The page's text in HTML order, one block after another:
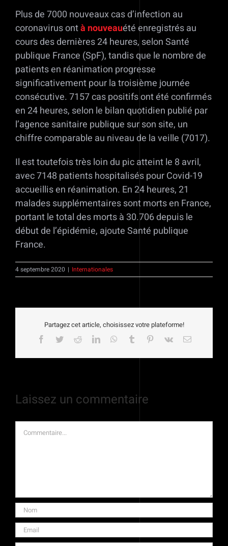
Plus de 7000 nouveaux cas d’infection au
coronavirus ontà nouveauété enregistrés au
cours des dernières 24 heures, selon Santé
publique France (SpF), tandis que le nombre de
patients en réanimation progresse
significativement pour la troisième journée
consécutive. 7157 cas positifs ont été confirmés
en 24 heures, selon le bilan quotidien publié par
l’agence sanitaire publique sur son site, un
chiffre comparable au niveau de la veille (7017).
Il est toutefois très loin du pic atteint le 8 avril,
avec 7148 patients hospitalisés pour Covid-19
accueillis en réanimation. En 24 heures, 21
malades supplémentaires sont morts en France,
portant le total des morts à 30.706 depuis le
début de l’épidémie, ajoute Santé publique
France.
4 septembre 2020 | Internationales
Partagez cet article, choisissez votre plateforme!
Facebook
TwitterRedditLinkedInWhatsApp
Tumblr Pinterest
Vk Email
Laissez un commentaire
Commentaire